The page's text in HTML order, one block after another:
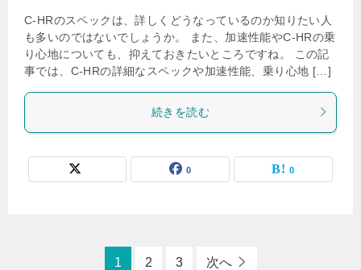
C-HRのスペックは、詳しくどうなっているのか知りたい人
も多いのではないでしょうか。 また、加速性能やC-HRの乗
り心地についても、抑えておきたいところですね。 この記
事では、C-HRの詳細なスペックや加速性能、乗り心地 […]
続きを読む
0 0
1 2 3 次へ